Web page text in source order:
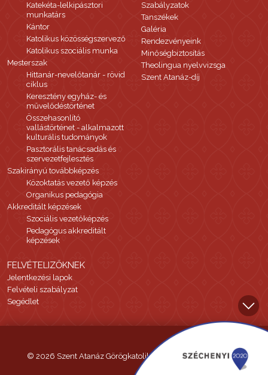
Katekéta-lelkipásztori
munkatárs
Kántor
Katolikus közösségszervező
Katolikus szociális munka
Mesterszak
Hittanár-nevelőtanár - rövid
ciklus
Keresztény egyház- és
művelődéstörténet
Összehasonlító
vallástörténet - alkalmazott
kulturális tudományok
Pasztorális tanácsadás és
szervezetfejlesztés
Szakirányú továbbképzés
Közoktatás vezető képzés
Organikus pedagógia
Akkreditált képzések
Szociális vezetőképzés
Pedagógus akkreditált
képzések
Szabályzatok
Tanszékek
Galéria
Rendezvényeink
Minőségbiztosítás
Theolingua nyelvvizsga
Szent Atanáz-díj
FELVÉTELIZŐKNEK
Jelentkezési lapok
Felvételi szabályzat
Segédlet
© 2026 Szent Atanáz Görögkatolikus Hittudományi Főiskola